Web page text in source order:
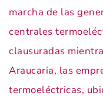
marcha de las
centrales
clausuradas
Araucaria, las
termoeléctricas,